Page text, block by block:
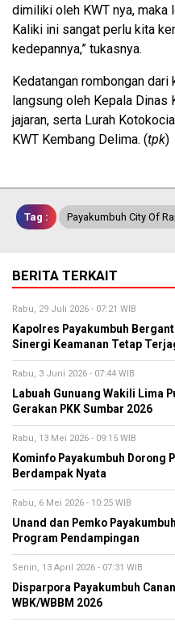
dimiliki oleh KWT nya, maka
Kaliki ini sangat perlu kita
kedepannya,” tukasnya.
Kedatangan rombongan
langsung oleh Kepala Dinas
jajaran, serta Lurah
KWT Kembang Delima. (tpk)
Tag : Payakumbuh City Of
BERITA TERKAIT
Rabu, 29 Juli 2026 - 07:21 WIB
Kapolres Payakumbuh
Sinergi Keamanan Tetap
Rabu, 3 Juni 2026 - 07:44 WIB
Labuah Gunuang Wakili Lima
Gerakan PKK Sumbar 2026
Rabu, 13 Mei 2026 - 09:15 WIB
Kominfo Payakumbuh Dorong
Berdampak Nyata
Rabu, 6 Mei 2026 - 10:25 WIB
Unand dan Pemko
Program Pendampingan
Senin, 13 April 2026 - 07:31 WIB
Disparpora Payakumbuh
WBK/WBBM 2026